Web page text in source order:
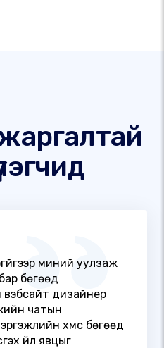
миний уулзаж
бөгөөд
вэбсайт дизайнер
чатын
хүмүүс бөгөөд
үйл явцыг